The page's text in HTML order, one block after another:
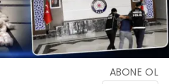
ABONE OL